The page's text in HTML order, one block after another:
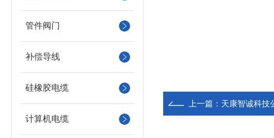
管件阀门
补偿导线
硅橡胶电缆
计算机电缆
上一篇： 天康智诚科技